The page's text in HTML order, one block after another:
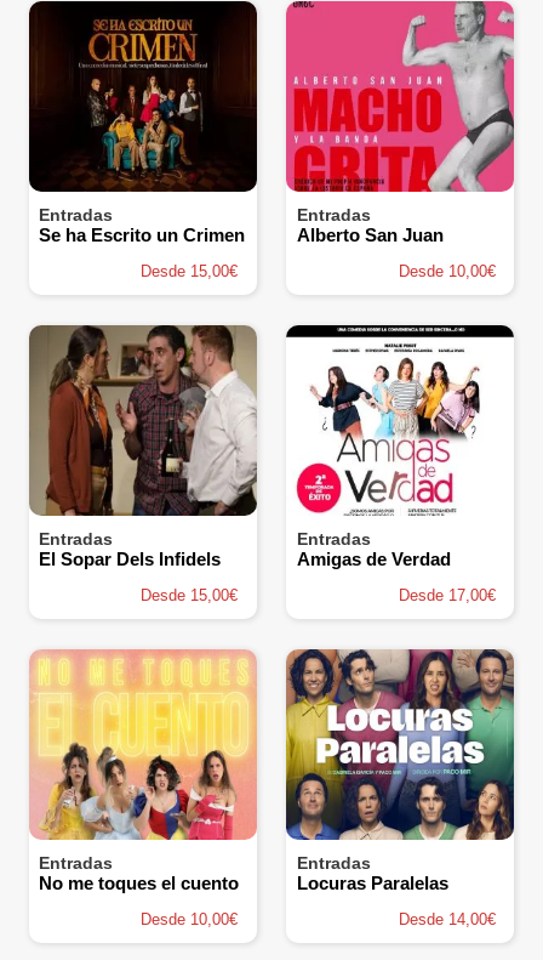
Entradas
Se ha Escrito un Crimen
Desde 15,00€
Entradas
Alberto San Juan
Desde 10,00€
Entradas
El Sopar Dels Infidels
Desde 15,00€
Entradas
Amigas de Verdad
Desde 17,00€
Entradas
No me toques el cuento
Desde 10,00€
Entradas
Locuras Paralelas
Desde 14,00€